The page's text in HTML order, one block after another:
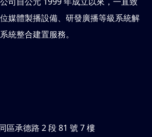
媒體製播設備、研發廣播等級系統解
統整合建置服務。
區承德路 2 段 81 號 7 樓